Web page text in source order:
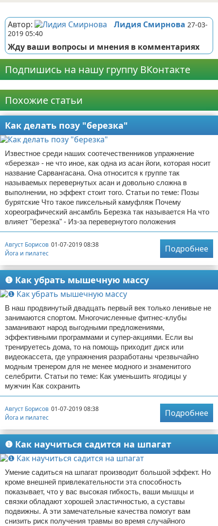
Автор: Лидия Смирнова 27-03-
2019 05:40
Жду ваши вопросы и мнения в комментариях
Подпишись на нашу группу ВКонтакте
Похожие статьи
Как делать позу "березка"
Известное среди наших соотечественников упражнение
«березка» - не что иное, как одна из асан йоги, которая носит
название Сарвангасана. Она относится к группе так
называемых перевернутых асан и довольно сложна в
выполнении, но эффект стоит того. Статьи по теме: Позы
бурятские Что такое пиксельный камуфляж Почему
хореографический ансамбль Березка так называется На что
влияет "березка" - Из-за перевернутого положения
Август Борисов 01-07-2019 08:38
Йога и пилатес
Подробнее
❶ Как убрать мышечную массу
В наш продвинутый двадцать первый век только ленивые не
занимаются спортом. Многочисленные фитнес-клубы
заманивают народ выгодными предложениями,
эффективными программами и супер-акциями. Если вы
тренируетесь дома, то на помощь приходит диск или
видеокассета, где упражнения разработаны чрезвычайно
модным тренером для не менее модного и знаменитого
селебрити. Статьи по теме: Как уменьшить ягодицы у
мужчин Как сохранить
Август Борисов 01-07-2019 08:38
Йога и пилатес
Подробнее
❶ Как научиться садится на шпагат
Умение садиться на шпагат производит большой эффект. Но
кроме внешней привлекательности эта способность
показывает, что у вас высокая гибкость, ваши мышцы и
связки обладают хорошей эластичностью, а суставы
подвижны. А эти замечательные качества помогут вам
снизить риск получения травмы во время случайного